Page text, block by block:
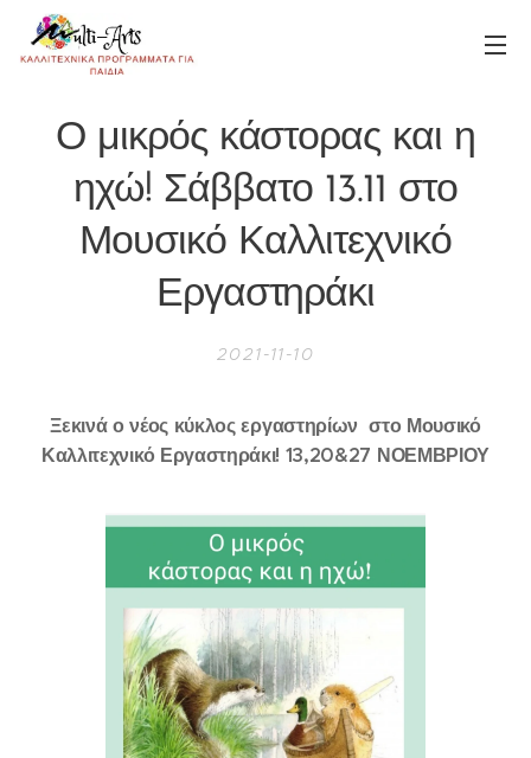
Ο μικρός κάστορας και η
ηχώ! Σάββατο 13.11 στο
Μουσικό Καλλιτεχνικό
Εργαστηράκι
2021-11-10
Ξεκινά ο νέος κύκλος εργαστηρίων στο Μουσικό
Καλλιτεχνικό Εργαστηράκι! 13,20&27 ΝΟΕΜΒΡΙΟΥ